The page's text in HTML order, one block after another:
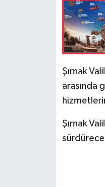
Şırnak
arasında
Şırnak